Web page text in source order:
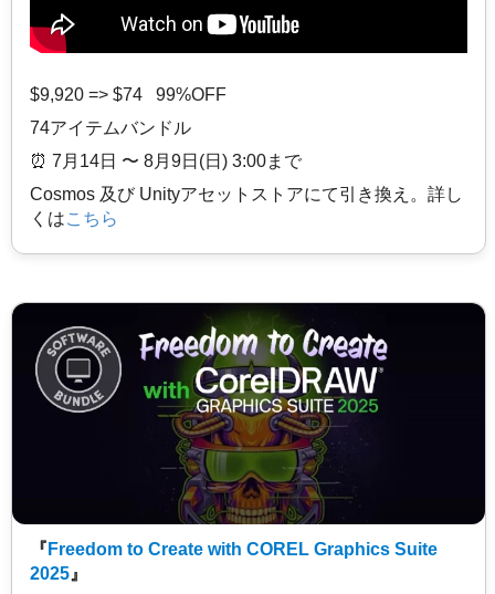
$9,920 => $74 99%OFF
74アイテムバンドル
⏰️ 7月14日 〜 8月9日(日) 3:00まで
Cosmos 及び Unityアセットストアにて引き換え。詳し
くはこちら
『 Freedom to Create with COREL Graphics Suite
2025 』